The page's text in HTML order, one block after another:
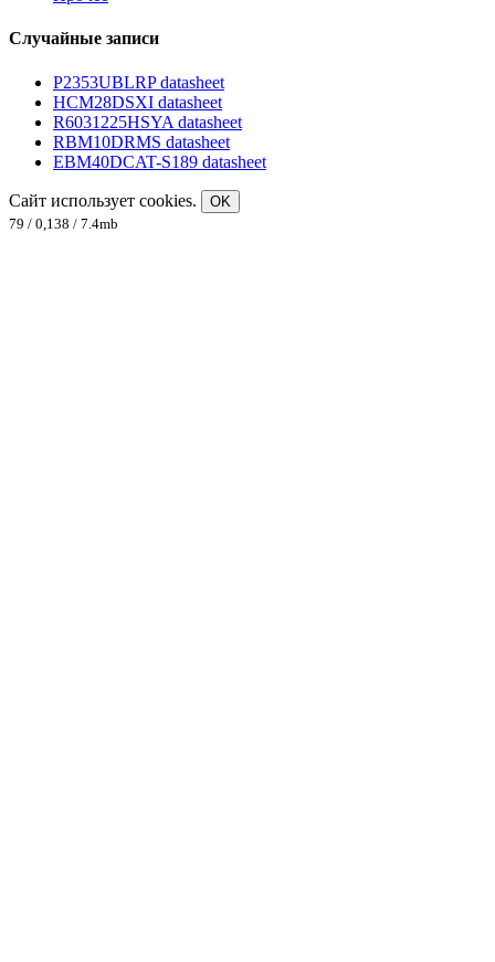
Случайные записи
P2353UBLRP datasheet
HCM28DSXI datasheet
R6031225HSYA datasheet
RBM10DRMS datasheet
EBM40DCAT-S189 datasheet
Сайт использует cookies.
OK
79 / 0,138 / 7.4mb